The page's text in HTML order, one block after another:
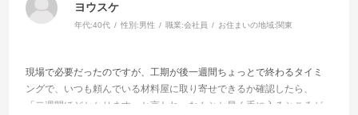
ヨウスケ
年代:40代 性別:男性 職業:会社員 お住まいの地域:関東
現場で必要だったのですが、工期が後一週間ちょっとで終わるタイミ
ングで、いつも頼んでいる材料屋に取り寄せできるか確認したら、
「二週間ほどかかります」と言われ、なんとか早く手に入るところが